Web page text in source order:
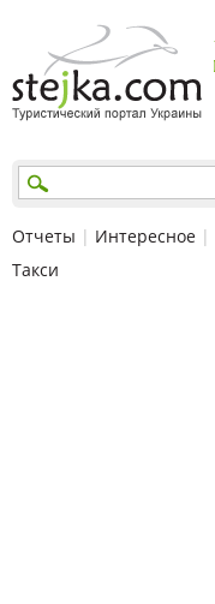
Отчеты | Интересное |
Такси